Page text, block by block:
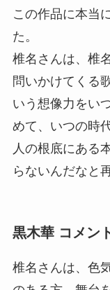
この作品に本当
た。
椎名さんは、椎
問いかけてくる
いう想像力をい
めて、いつの時
人の根底にある
らないんだなと
黒木華 コメン
椎名さんは、色